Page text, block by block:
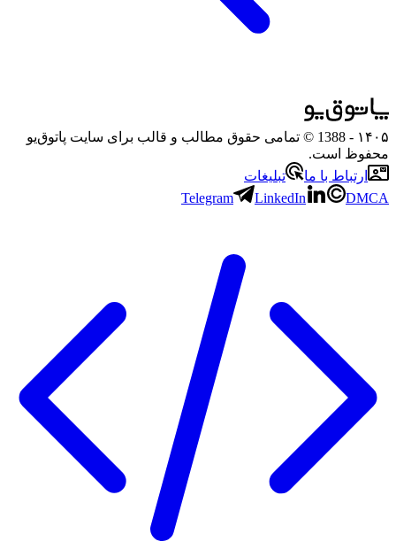
۱۴۰۵
- 1388 © تمامی حقوق مطالب و قالب برای سایت پاتوق‌یو
محفوظ است.
ارتباط با ما
تبلیغات
Telegram
LinkedIn DMCA